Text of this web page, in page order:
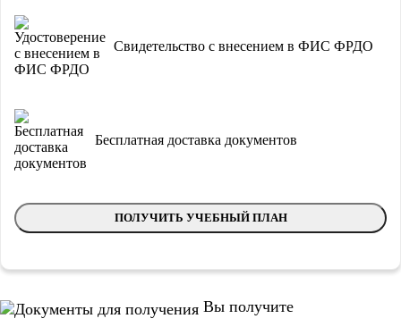
Свидетельство с внесением в ФИС ФРДО
Бесплатная доставка документов
ПОЛУЧИТЬ УЧЕБНЫЙ ПЛАН
Вы получите